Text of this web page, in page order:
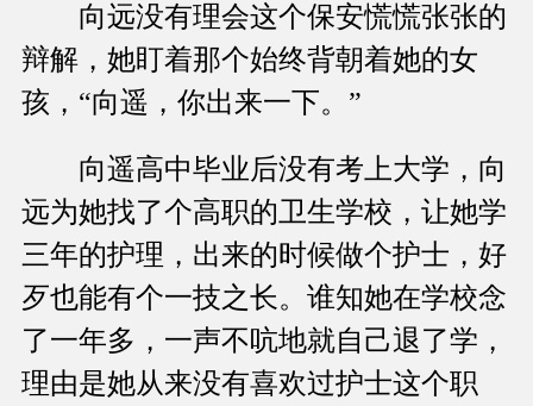
向远没有理会这个保安慌慌张张的
辩解，她盯着那个始终背朝着她的女
孩，“向遥，你出来一下。”
向遥高中毕业后没有考上大学，向
远为她找了个高职的卫生学校，让她学
三年的护理，出来的时候做个护士，好
歹也能有个一技之长。谁知她在学校念
了一年多，一声不吭地就自己退了学，
理由是她从来没有喜欢过护士这个职